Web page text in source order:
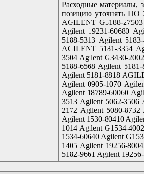
Расходные материалы,
позицию уточнять ПО
AGILENT G3188-
Agilent 19231-60680
5188-5313 Agilent
AGILENT 5181-3354
3504 Agilent G3430-
5188-6568 Agilent
Agilent 5181-8818
Agilent 0905-1070
Agilent 18789-60060
3513 Agilent 5062-3506
2172 Agilent 5080-
Agilent 1530-80410
1014 Agilent G1534-
1534-60640 Agilent
1405 Agilent 19256-
5182-9661 Agilent